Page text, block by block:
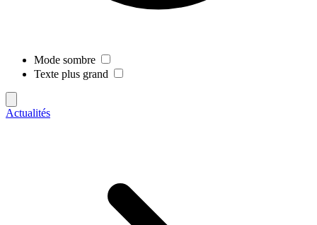
Mode sombre
Texte plus grand
Actualités